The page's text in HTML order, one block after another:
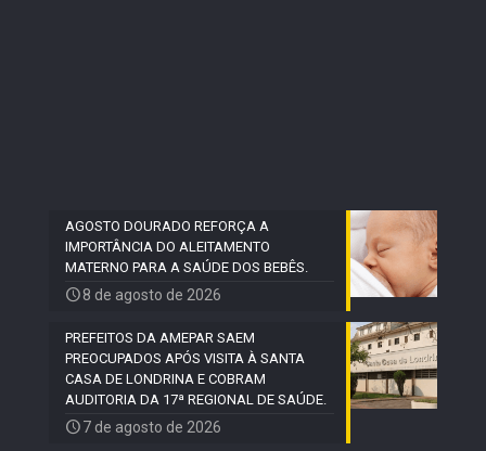
AGOSTO DOURADO REFORÇA A
IMPORTÂNCIA DO ALEITAMENTO
MATERNO PARA A SAÚDE DOS BEBÊS.
8 de agosto de 2026
PREFEITOS DA AMEPAR SAEM
PREOCUPADOS APÓS VISITA À SANTA
CASA DE LONDRINA E COBRAM
AUDITORIA DA 17ª REGIONAL DE SAÚDE.
7 de agosto de 2026